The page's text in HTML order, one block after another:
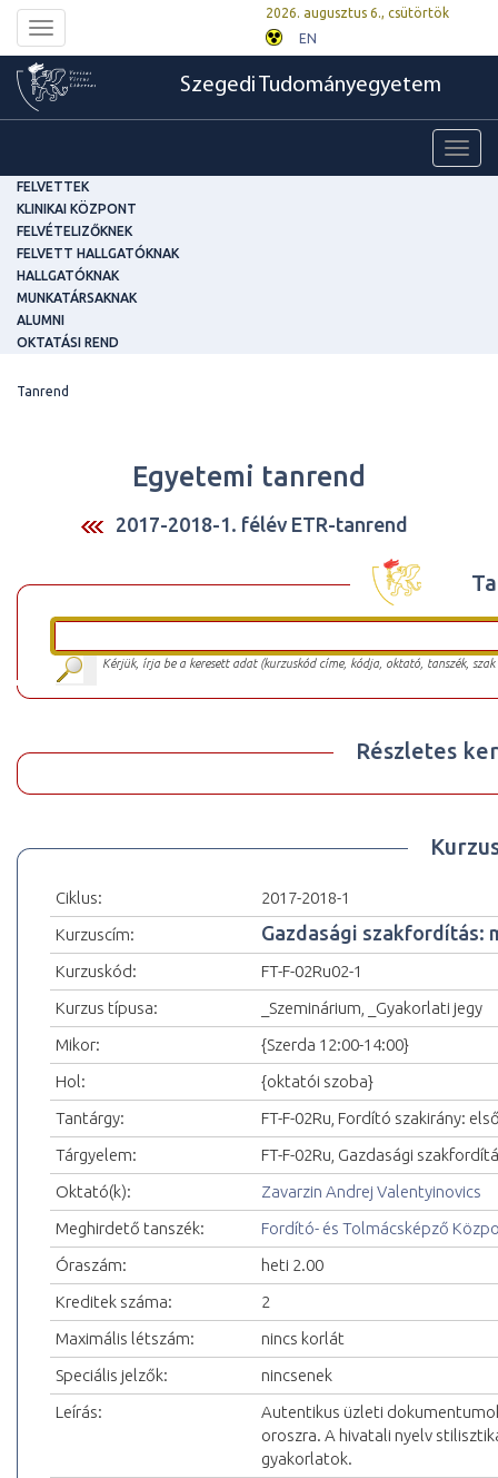
Toggle
navigation
2026. augusztus 6., csütörtök
EN
Szegedi Tudományegyetem
FELVETTEK
KLINIKAI KÖZPONT
FELVÉTELIZŐKNEK
FELVETT HALLGATÓKNAK
HALLGATÓKNAK
MUNKATÁRSAKNAK
ALUMNI
OKTATÁSI REND
Tanrend
Egyetemi tanrend
2017-2018-1. félév ETR-tanrend
Kérjük, írja be a keresett adat (kurzuskód címe, kódja, oktató, tanszék,
Részletes
Ciklus:
2017-2018-1
Kurzuscím:
Gazdasági szakfordítás:
Kurzuskód:
FT-F-02Ru02-1
Kurzus típusa:
_Szeminárium, _Gyakorlati jegy
Mikor:
{Szerda 12:00-14:00}
Hol:
{oktatói szoba}
Tantárgy:
FT-F-02Ru, Fordító szakirány:
Tárgyelem:
FT-F-02Ru, Gazdasági
Oktató(k):
Zavarzin Andrej Valentyinovics
Meghirdető tanszék:
Fordító- és Tolmácsképző
Óraszám:
heti 2.00
Kreditek száma:
2
Maximális létszám:
nincs korlát
Speciális jelzők:
nincsenek
Leírás:
Autentikus üzleti
oroszra. A hivatali nyelv
gyakorlatok.